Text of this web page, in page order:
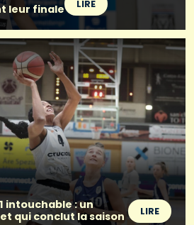
leur finale LIRE
intouchable : un
qui conclut la saison
LIRE